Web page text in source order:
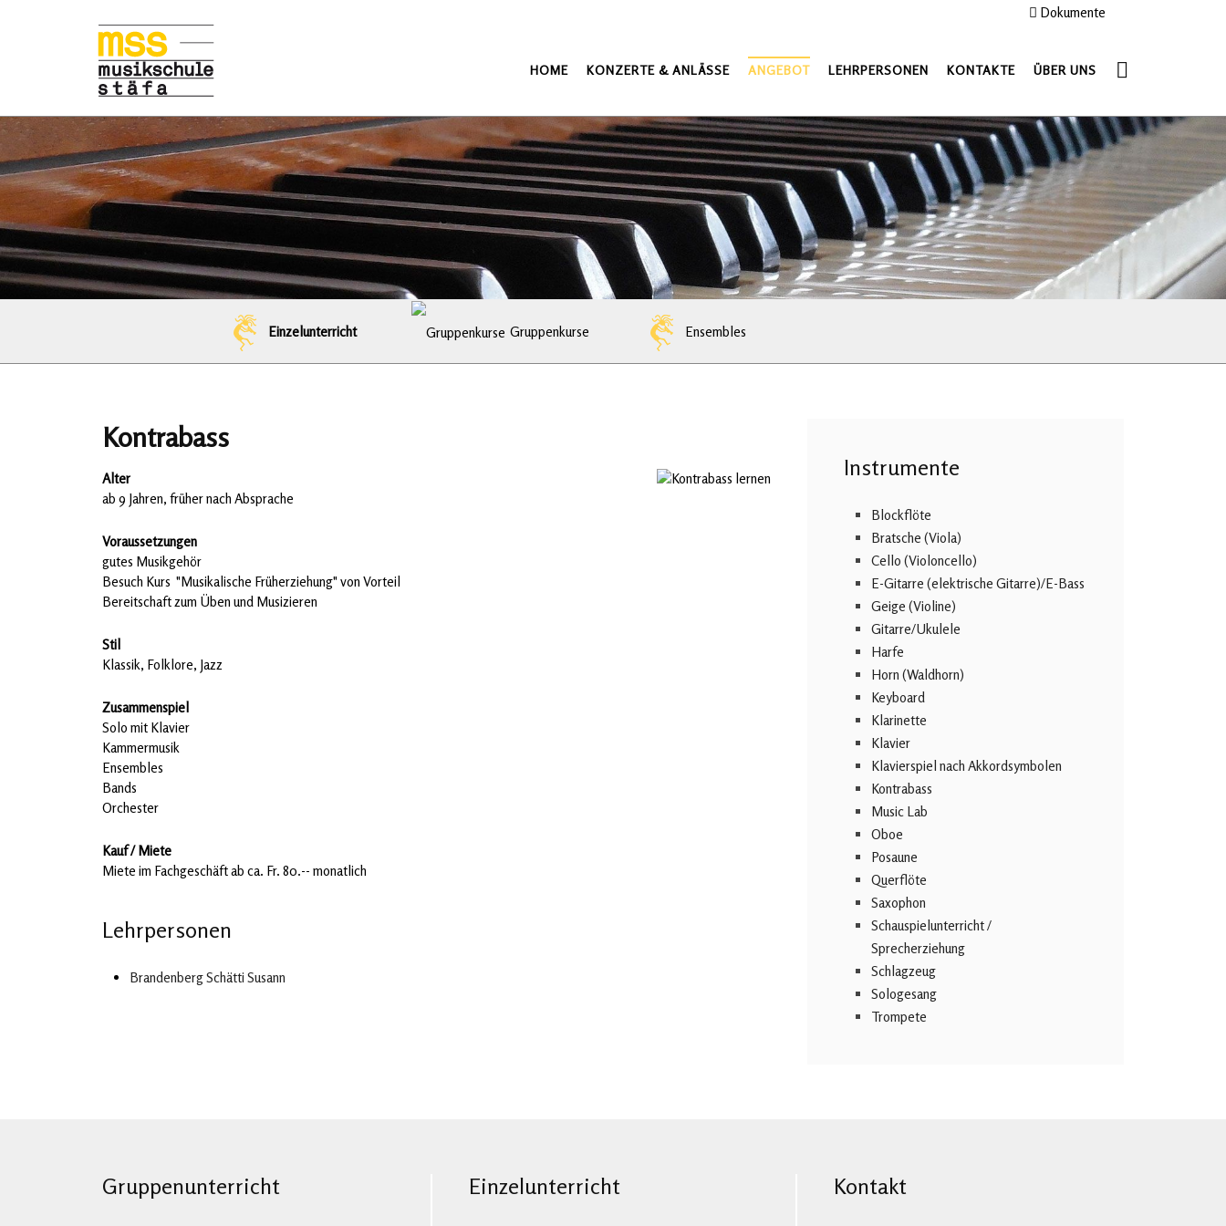
Dokumente
HOME KONZERTE & ANLÄSSE ANGEBOT LEHRPERSONEN KONTAKTE ÜBER UNS
Einzelunterricht Gruppenkurse Ensembles
Kontrabass
Alter
ab 9 Jahren, früher nach Absprache
Voraussetzungen
gutes Musikgehör
Besuch Kurs "Musikalische Früherziehung" von Vorteil
Bereitschaft zum Üben und Musizieren
Stil
Klassik, Folklore, Jazz
Zusammenspiel
Solo mit Klavier
Kammermusik
Ensembles
Bands
Orchester
Kauf / Miete
Miete im Fachgeschäft ab ca. Fr. 80.-- monatlich
Lehrpersonen
Brandenberg Schätti Susann
Instrumente
Blockflöte
Bratsche (Viola)
Cello (Violoncello)
E-Gitarre (elektrische Gitarre)/E-Bass
Geige (Violine)
Gitarre/Ukulele
Harfe
Horn (Waldhorn)
Keyboard
Klarinette
Klavier
Klavierspiel nach Akkordsymbolen
Kontrabass
Music Lab
Oboe
Posaune
Querflöte
Saxophon
Schauspielunterricht /
Sprecherziehung
Schlagzeug
Sologesang
Trompete
Gruppenunterricht Einzelunterricht Kontakt